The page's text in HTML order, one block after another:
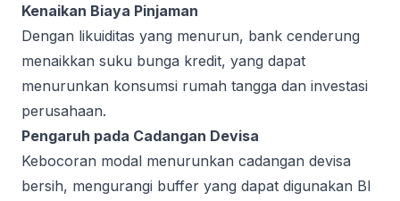
Kenaikan Biaya Pinjaman
Dengan likuiditas yang menurun, bank cenderung
menaikkan suku bunga kredit, yang dapat
menurunkan konsumsi rumah tangga dan investasi
perusahaan.
Pengaruh pada Cadangan Devisa
Kebocoran modal menurunkan cadangan devisa
bersih, mengurangi buffer yang dapat digunakan BI